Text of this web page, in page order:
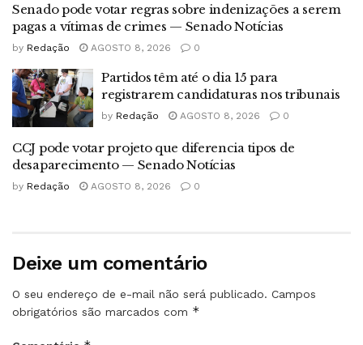
Senado pode votar regras sobre indenizações a serem
pagas a vítimas de crimes — Senado Notícias
by Redação AGOSTO 8, 2026 0
Partidos têm até o dia 15 para
registrarem candidaturas nos tribunais
by Redação AGOSTO 8, 2026 0
CCJ pode votar projeto que diferencia tipos de
desaparecimento — Senado Notícias
by Redação AGOSTO 8, 2026 0
Deixe um comentário
O seu endereço de e-mail não será publicado. Campos
obrigatórios são marcados com *